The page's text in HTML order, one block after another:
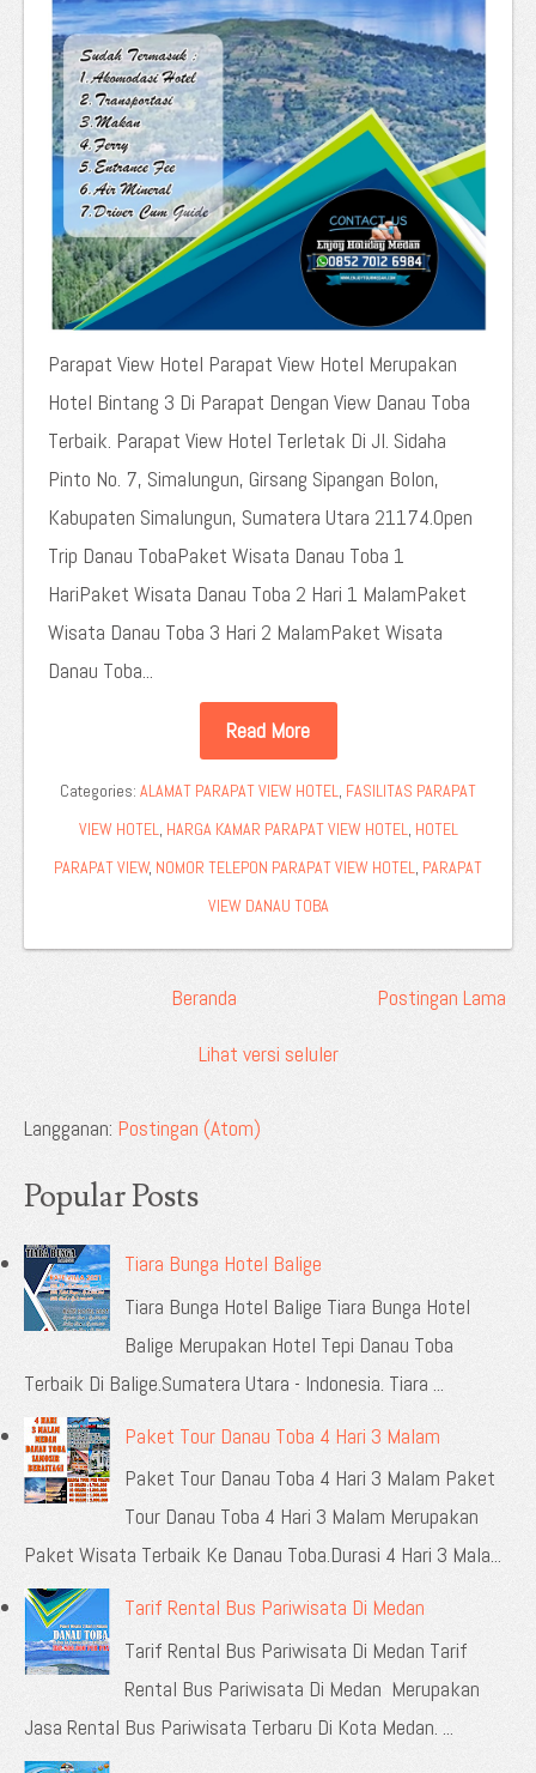
Parapat View Hotel Parapat View Hotel Merupakan
Hotel Bintang 3 Di Parapat Dengan View Danau Toba
Terbaik. Parapat View Hotel Terletak Di Jl. Sidaha
Pinto No. 7, Simalungun, Girsang Sipangan Bolon,
Kabupaten Simalungun, Sumatera Utara 21174.Open
Trip Danau TobaPaket Wisata Danau Toba 1
HariPaket Wisata Danau Toba 2 Hari 1 MalamPaket
Wisata Danau Toba 3 Hari 2 MalamPaket Wisata
Danau Toba...
Read More
Categories: ALAMAT PARAPAT VIEW HOTEL, FASILITAS PARAPAT
VIEW HOTEL, HARGA KAMAR PARAPAT VIEW HOTEL, HOTEL
PARAPAT VIEW, NOMOR TELEPON PARAPAT VIEW HOTEL, PARAPAT
VIEW DANAU TOBA
Postingan Lama
Beranda
Lihat versi seluler
Langganan: Postingan (Atom)
Popular Posts
Tiara Bunga Hotel Balige
Tiara Bunga Hotel Balige Tiara Bunga Hotel
Balige Merupakan Hotel Tepi Danau Toba
Terbaik Di Balige.Sumatera Utara - Indonesia. Tiara ...
Paket Tour Danau Toba 4 Hari 3 Malam
Paket Tour Danau Toba 4 Hari 3 Malam Paket
Tour Danau Toba 4 Hari 3 Malam Merupakan
Paket Wisata Terbaik Ke Danau Toba.Durasi 4 Hari 3 Mala...
Tarif Rental Bus Pariwisata Di Medan
Tarif Rental Bus Pariwisata Di Medan Tarif
Rental Bus Pariwisata Di Medan Merupakan
Jasa Rental Bus Pariwisata Terbaru Di Kota Medan. ...